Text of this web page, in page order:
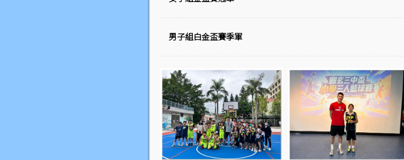
男子組白金盃賽季軍